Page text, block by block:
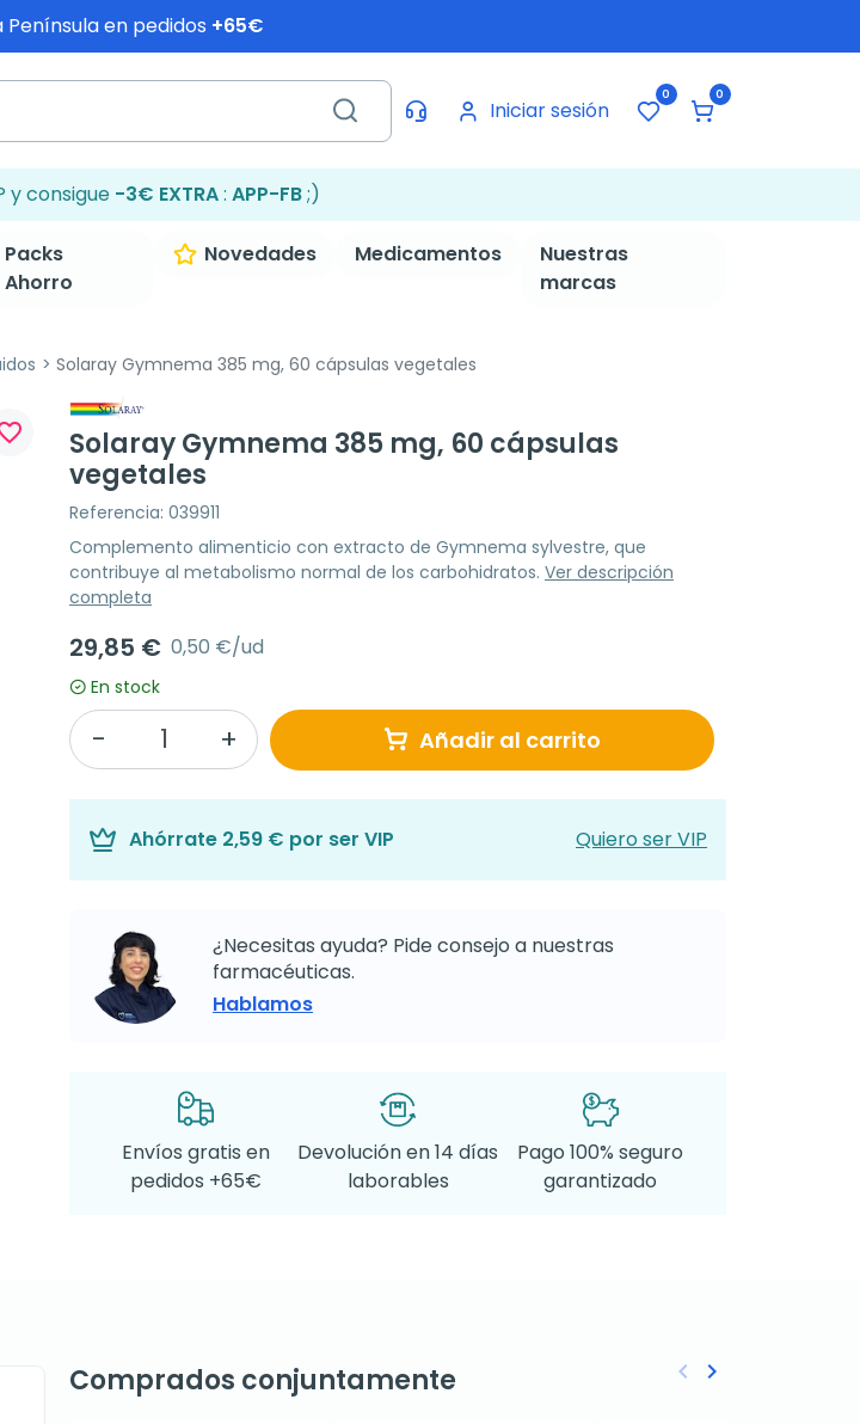
Península en pedidos +65€
Iniciar sesión
0 0
y consigue -3€ EXTRA: APP-FB;)
Packs
Ahorro
Novedades Medicamentos
Nuestras
marcas
Solaray Gymnema 385 mg, 60 cápsulas vegetales
Solaray Gymnema 385 mg, 60 cápsulas
vegetales
Referencia: 039911
Complemento alimenticio con extracto de Gymnema sylvestre, que
contribuye al metabolismo normal de los carbohidratos. Ver descripción
completa
29,85 € 0,50 €/ud
En stock
Añadir al carrito
Ahórrate 2,59 € por ser VIP Quiero ser VIP
¿Necesitas ayuda? Pide consejo a nuestras
farmacéuticas.
Hablamos
Envíos gratis en
pedidos +65€
Devolución en 14 días
laborables
Pago 100% seguro
garantizado
Comprados conjuntamente Anterior
keyboard_arrow_left Siguiente
keyboard_arrow_right